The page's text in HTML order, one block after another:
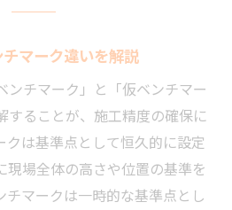
マーク違いを解説
ンチマーク」と「仮ベンチマー
することが、施工精度の確保に
クは基準点として恒久的に設定
現場全体の高さや位置の基準を
チマークは一時的な基準点とし